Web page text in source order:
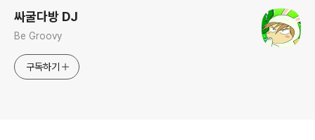
싸굴다방 DJ
Be Groovy
구독하기